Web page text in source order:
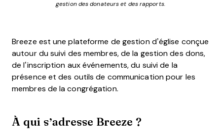
gestion des donateurs et des rapports.
Breeze est une plateforme de gestion d’église conçue
autour du suivi des membres, de la gestion des dons,
de l’inscription aux événements, du suivi de la
présence et des outils de communication pour les
membres de la congrégation.
À qui s’adresse Breeze ?